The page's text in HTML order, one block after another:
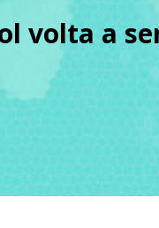
volta a